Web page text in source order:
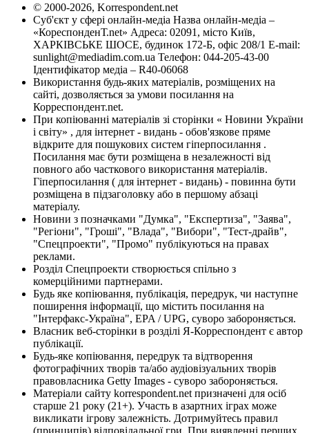
© 2000-2026, Korrespondent.net
Суб'єкт у сфері онлайн-медіа Назва онлайн-медіа –
«КореспонденТ.net» Адреса: 02091, місто Київ,
ХАРКІВСЬКЕ ШОСЕ, будинок 172-Б, офіс 208/1 E-mail:
sunlight@mediadim.com.ua Телефон: 044-205-43-00
Ідентифікатор медіа – R40-06068
Використання будь-яких матеріалів, розміщених на
сайті, дозволяється за умови посилання на
Корреспондент.net.
При копіюванні матеріалів зі сторінки « Новини України
і світу» , для інтернет - видань - обов'язкове пряме
відкрите для пошукових систем гіперпосилання .
Посилання має бути розміщена в незалежності від
повного або часткового використання матеріалів.
Гіперпосилання ( для інтернет - видань) - повинна бути
розміщена в підзаголовку або в першому абзаці
матеріалу.
Новини з позначками "Думка", "Експертиза", "Заява",
"Регіони", "Гроші", "Влада", "Вибори", "Тест-драйв",
"Спецпроекти", "Промо" публікуються на правах
реклами.
Розділ Спецпроекти створюється спільно з
комерційними партнерами.
Будь яке копіювання, публікація, передрук, чи наступне
поширення інформації, що містить посилання на
"Інтерфакс-Україна", EPA / UPG, суворо забороняється.
Власник веб-сторінки в розділі Я-Корреспондент є автор
публікації.
Будь-яке копіювання, передрук та відтворення
фотографічних творів та/або аудіовізуальних творів
правовласника Getty Images - суворо забороняється.
Матеріали сайту korrespondent.net призначені для осіб
старше 21 року (21+). Участь в азартних іграх може
викликати ігрову залежність. Дотримуйтесь правил
(принципів) відповідальної гри. При виявленні перших